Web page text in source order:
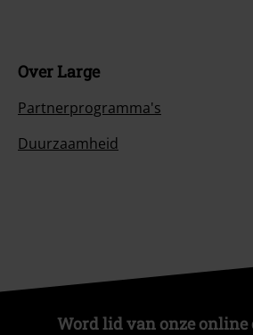
Over Large
Partnerprogramma's
Duurzaamheid
Word lid van onze